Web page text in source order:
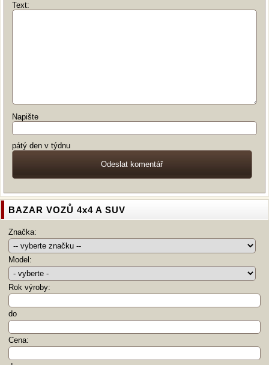
Text:
Napište
pátý den v týdnu
BAZAR VOZŮ 4x4 A SUV
Značka:
Model:
Rok výroby:
do
Cena: